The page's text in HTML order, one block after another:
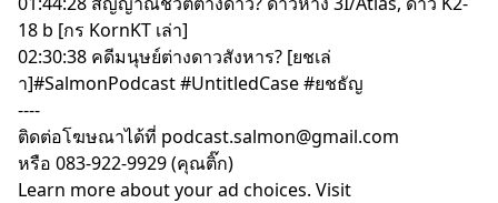
18 b [กร KornKT เล่า]
02:30:38 คดีมนุษย์ต่างดาวสังหาร? [ยชเล่
า]#SalmonPodcast #UntitledCase #ยชธัญ
----
ติดต่อโฆษณาได้ที่ podcast.salmon@gmail.com
หรือ 083-922-9929 (คุณติ๊ก)
Learn more about your ad choices. Visit